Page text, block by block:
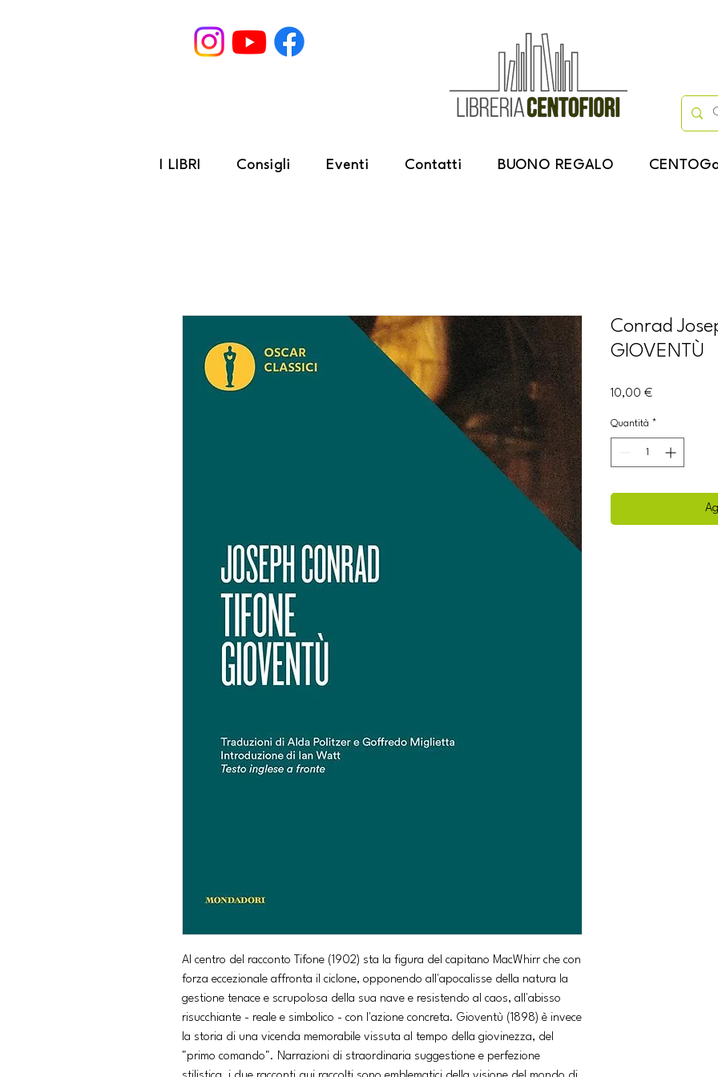
I LIBRI Consigli Eventi Contatti BUONO REGALO
Al centro del racconto Tifone (1902) sta la figura del capitano MacWhirr che con
forza eccezionale affronta il ciclone, opponendo all'apocalisse della natura la
gestione tenace e scrupolosa della sua nave e resistendo al caos, all'abisso
risucchiante - reale e simbolico - con l'azione concreta. Gioventù (1898) è invece
la storia di una vicenda memorabile vissuta al tempo della giovinezza, del
"primo comando". Narrazioni di straordinaria suggestione e perfezione
Conrad
GIOVENTÙ
10,00 €Prezzo
Quantità *